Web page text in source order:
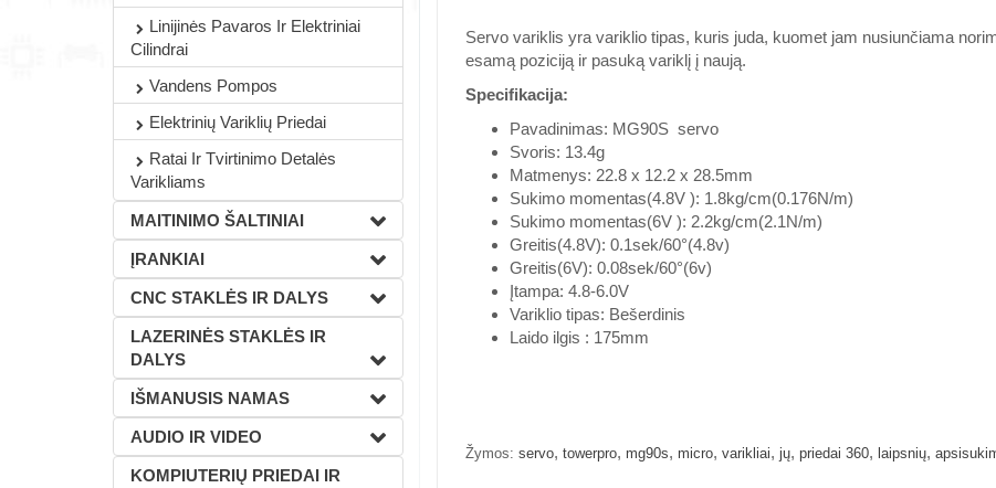
Linijinės Pavaros Ir Elektriniai
Cilindrai
Vandens Pompos
Elektrinių Variklių Priedai
Ratai Ir Tvirtinimo Detalės
Varikliams
MAITINIMO ŠALTINIAI
ĮRANKIAI
CNC STAKLĖS IR DALYS
LAZERINĖS STAKLĖS IR
DALYS
IŠMANUSIS NAMAS
AUDIO IR VIDEO
KOMPIUTERIŲ PRIEDAI IR
Servo variklis yra variklio tipas, kuris juda, kuomet jam nusiunčiama
esamą poziciją ir pasuką variklį į naują.
Specifikacija:
Pavadinimas: MG90S servo
Svoris: 13.4g
Matmenys: 22.8 x 12.2 x 28.5mm
Sukimo momentas(4.8V ): 1.8kg/cm(0.176N/m)
Sukimo momentas(6V ): 2.2kg/cm(2.1N/m)
Greitis(4.8V): 0.1sek/60°(4.8v)
Greitis(6V): 0.08sek/60°(6v)
Įtampa: 4.8-6.0V
Variklio tipas: Bešerdinis
Laido ilgis : 175mm
Žymos: servo, towerpro, mg90s, micro, varikliai, jų, priedai 360, laipsnių,